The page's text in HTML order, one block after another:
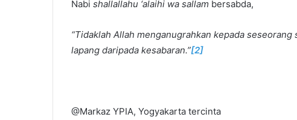
Nabi shallallahu ‘alaihi wa sallam bersabda,
“Tidaklah Allah menganugrahkan kepada
lapang daripada kesabaran.”[2]
@Markaz YPIA, Yogyakarta tercinta